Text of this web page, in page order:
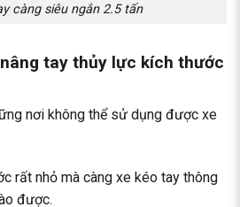
càng siêu ngắn 2.5 tấn
tay thủy lực kích thước
nơi không thể sử dụng được xe
rất nhỏ mà càng xe kéo tay thông
được.